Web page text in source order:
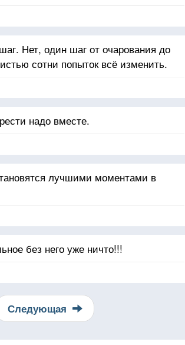
Нет, один шаг от очарования до
сотни попыток всё изменить.
надо вместе.
лучшими моментами в
без него уже ничто!!!
Следующая